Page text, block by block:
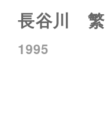
長谷川 繁
1995